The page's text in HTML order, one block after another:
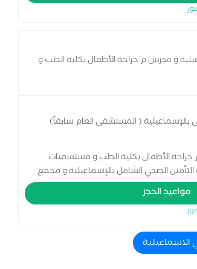
و مدرس.م جراحة الأطفال بكلية الطب و
بالإسماعيلية ( المستشفى العام سابقاً)
الأطفال بكلية الطب و مستشفيات
الصحي الشامل بالإسماعيلية و مجمع
مواعيد الحجز
الاسماعيلية